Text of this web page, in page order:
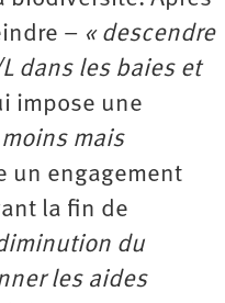
– « descendre
dans les baies et
impose une
moins mais
un engagement
la fin de
du
les aides